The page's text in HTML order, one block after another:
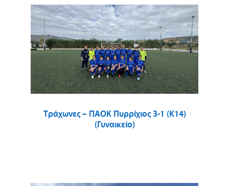
Τράχωνες – ΠΑΟΚ Πυρρίχιος 3-1 (Κ14)
(Γυναικείο)